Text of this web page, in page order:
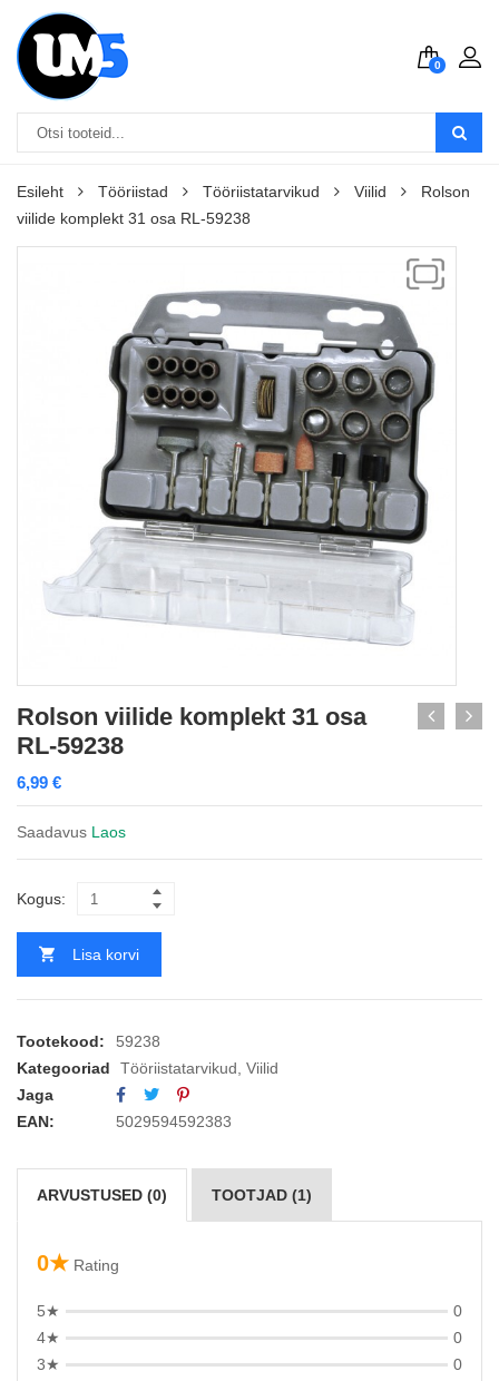
0
Esileht Tööriistad Tööriistatarvikud Viilid
Rolson
viilide komplekt 31 osa RL-59238
Rolson viilide komplekt 31 osa
RL-59238
6,99 €
Saadavus Laos
Kogus:
Lisa korvi
Tootekood:
59238
Kategooriad
Tööriistatarvikud Viilid
Jaga
EAN:
5029594592383
ARVUSTUSED (0) TOOTJAD (1)
0★ Rating
5★
0
4★
0
3★
0